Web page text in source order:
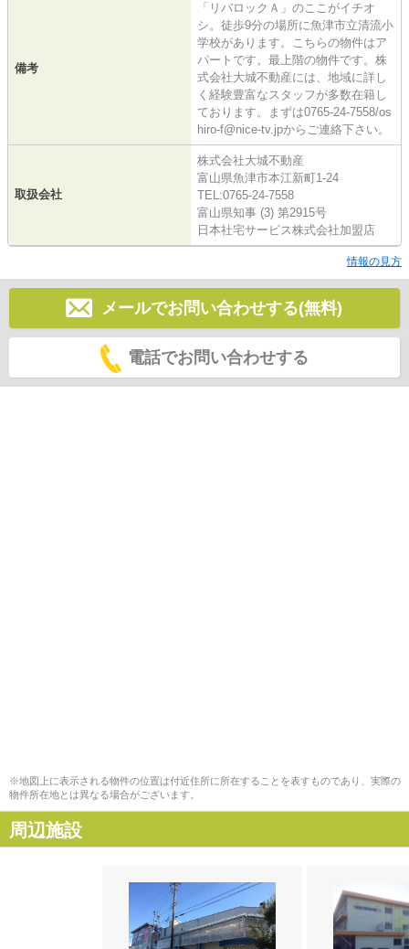
備考
「リバロックＡ」のここがイチオ
シ。徒歩9分の場所に魚津市立清流小
学校があります。こちらの物件はア
パートです。最上階の物件です。株
式会社大城不動産には、地域に詳し
く経験豊富なスタッフが多数在籍し
ております。まずは0765-24-7558/os
hiro-f@nice-tv.jpからご連絡下さい。
取扱会社
株式会社大城不動産
富山県魚津市本江新町1-24
TEL:0765-24-7558
富山県知事 (3) 第2915号
日本社宅サービス株式会社加盟店
情報の見方
メールでお問い合わせする(無料)
電話でお問い合わせする
※地図上に表示される物件の位置は付近住所に所在することを表すものであり、実際の
物件所在地とは異なる場合がございます。
周辺施設